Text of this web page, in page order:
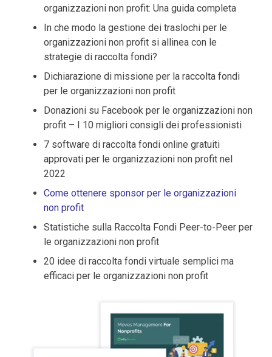
organizzazioni non profit: Una guida completa
In che modo la gestione dei traslochi per le
organizzazioni non profit si allinea con le
strategie di raccolta fondi?
Dichiarazione di missione per la raccolta fondi
per le organizzazioni non profit
Donazioni su Facebook per le organizzazioni non
profit – I 10 migliori consigli dei professionisti
7 software di raccolta fondi online gratuiti
approvati per le organizzazioni non profit nel
2022
Come ottenere sponsor per le organizzazioni
non profit
Statistiche sulla Raccolta Fondi Peer-to-Peer per
le organizzazioni non profit
20 idee di raccolta fondi virtuale semplici ma
efficaci per le organizzazioni non profit